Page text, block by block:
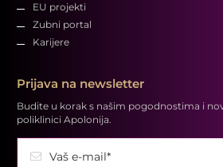
EU projekti
Zubni portal
Karijere
Prijava na newsletter
Budite u korak s našim pogodnostima i
poliklinici Apolonija.
Vaš e-mail*